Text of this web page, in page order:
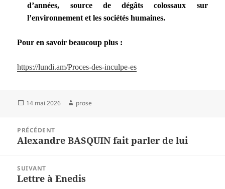
d’années, source de dégâts colossaux sur
l’environnement et les sociétés humaines.
Pour en savoir beaucoup plus :
https://lundi.am/Proces-des-inculpe-es
Publié
14 mai 2026 Auteur
prose
l’article
PRÉCÉDENT
Article
Alexandre BASQUIN fait parler de lui
SUIVANT
Article
Lettre à Enedis